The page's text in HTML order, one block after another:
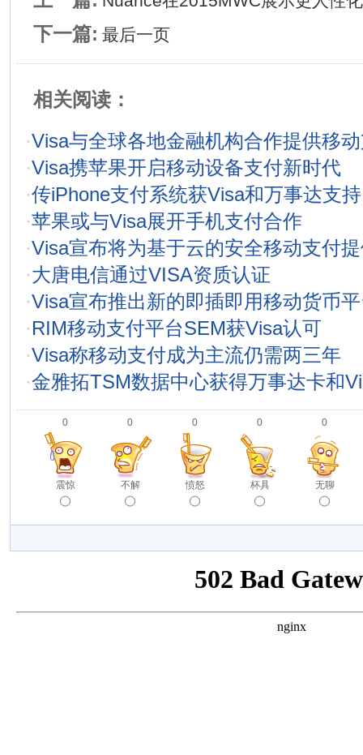
下一篇: 最后一页
相关阅读：
·Visa与全球各地金融机构合作提供移
·Visa携苹果开启移动设备支付新时代
·传iPhone支付系统获Visa和万事达支持
·苹果或与Visa展开手机支付合作
·Visa宣布将为基于云的安全移动支付
·大唐电信通过VISA资质认证
·Visa宣布推出新的即插即用移动货币
·RIM移动支付平台SEM获Visa认可
·Visa称移动支付成为主流仍需两三年
·金雅拓TSM数据中心获得万事达卡和
0
震惊
0
不解
0
愤怒
0
杯具
0
无聊